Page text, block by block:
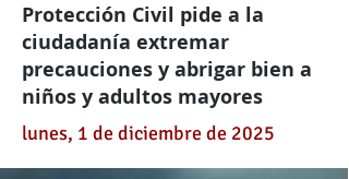
Protección Civil pide a la
ciudadanía extremar
precauciones y abrigar bien a
niños y adultos mayores
lunes, 1 de diciembre de 2025